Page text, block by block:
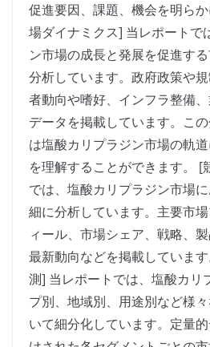
促進要因、課題、機会を明ら
場ダイナミクス] 当レポートで
ン市場の成長と発展を促進す
分析しています。政府政策や
者動向や嗜好、インフラ整備
データを掲載しています。こ
は塩酸カリプラジン市場の軌
を理解することができます。 [
では、塩酸カリプラジン市場
細に分析しています。主要市
ィール、市場シェア、戦略、製
最新動向などを掲載していま
測] 当レポートでは、塩酸カリ
プ別、地域別、用途別など様
いて細分化しています。定量